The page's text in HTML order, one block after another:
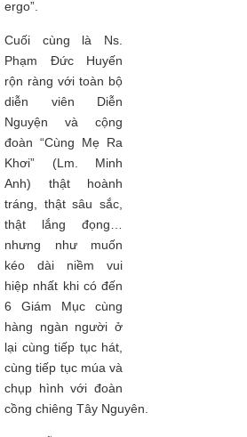
ergo”.
Cuối cùng là Ns.
Phạm Đức Huyến
rộn ràng với toàn bộ
diễn viên Diễn
Nguyện và cộng
đoàn “Cùng Mẹ Ra
Khơi” (Lm. Minh
Anh) thật hoành
tráng, thật sâu sắc,
thật lắng đọng…
nhưng như muốn
kéo dài niềm vui
hiệp nhất khi có đến
6 Giám Mục cùng
hàng ngàn người ở
lại cùng tiếp tục hát,
cùng tiếp tục múa và
chụp hình với đoàn
cồng chiêng Tây Nguyên.